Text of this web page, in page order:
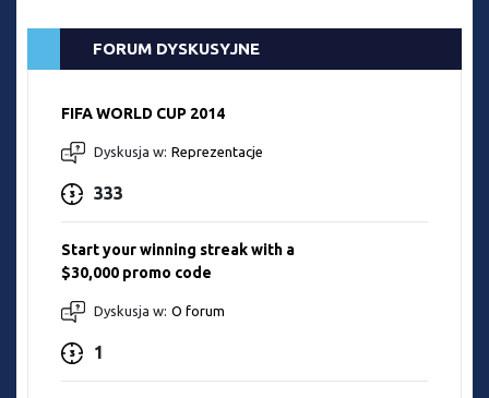
FORUM DYSKUSYJNE
FIFA WORLD CUP 2014
Dyskusja w: Reprezentacje
333
Start your winning streak with a
$30,000 promo code
Dyskusja w: O forum
1